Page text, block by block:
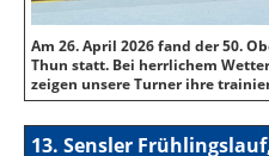
Am 26. April 2026 fand der 50.
Thun statt. Bei herrlichem
zeigen unsere Turner ihre
13. Sensler